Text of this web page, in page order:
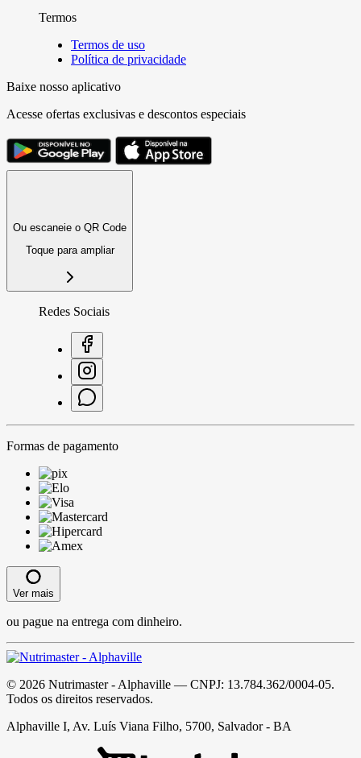
Termos
Termos de uso
Política de privacidade
Baixe nosso aplicativo
Acesse ofertas exclusivas e descontos especiais
Ou escaneie o QR Code
Toque para ampliar
Redes Sociais
Formas de pagamento
Ver mais
ou pague na entrega com dinheiro.
© 2026 Nutrimaster - Alphaville — CNPJ: 13.784.362/0004-05.
Todos os direitos reservados.
Alphaville I, Av. Luís Viana Filho, 5700, Salvador - BA